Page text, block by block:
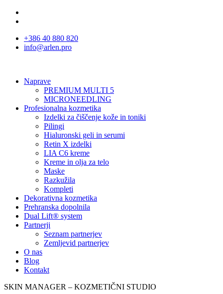
+386 40 880 820
info@arlen.pro
Naprave
PREMIUM MULTI 5
MICRONEEDLING
Profesionalna kozmetika
Izdelki za čiščenje kože in toniki
Pilingi
Hialuronski geli in serumi
Retin X izdelki
LIA C6 kreme
Kreme in olja za telo
Maske
Razkužila
Kompleti
Dekorativna kozmetika
Prehranska dopolnila
Dual Lift® system
Partnerji
Seznam partnerjev
Zemljevid partnerjev
O nas
Blog
Kontakt
SKIN MANAGER – KOZMETIČNI STUDIO